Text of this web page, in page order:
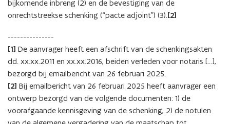
bijkomende inbreng (2) en de bevestiging van de
onrechtstreekse schenking (“pacte adjoint”) (3).[2]
---------------
[1] De aanvrager heeft een afschrift van de schenkingsakten
dd. xx.xx.2011 en xx.xx.2016, beiden verleden voor notaris […],
bezorgd bij emailbericht van 26 februari 2025.
[2] Bij emailbericht van 26 februari 2025 heeft aanvrager een
ontwerp bezorgd van de volgende documenten: 1) de
voorafgaande kennisgeving van de schenking, 2) de notulen